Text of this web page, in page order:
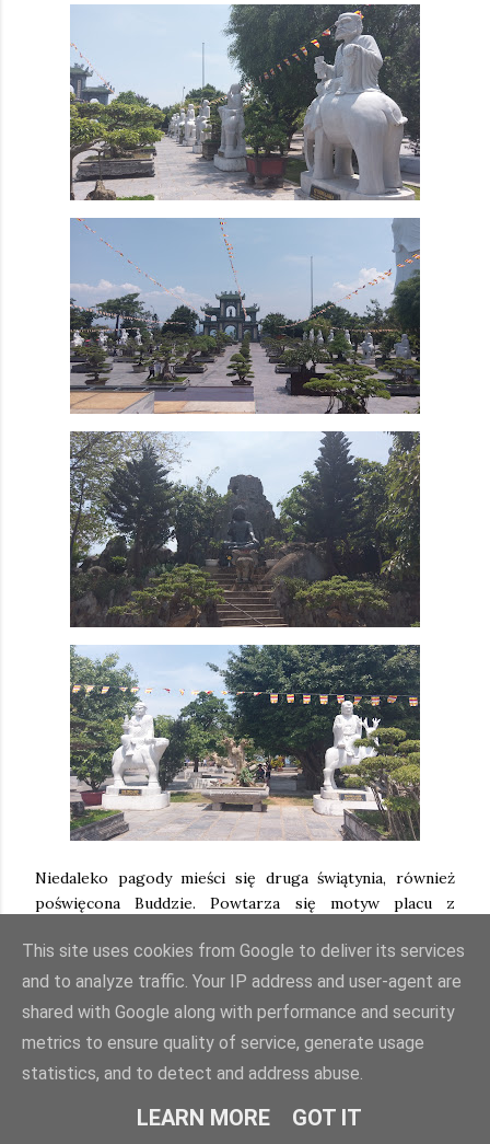
Niedaleko pagody mieści się druga świątynia, również
poświęcona Buddzie. Powtarza się motyw placu z
posągów, do samej świątyni też można zajrzeć. Stojące
wewnątrz posągi są dla odmiany drewniane, ale nadal
przedstawiają różne oblicza Buddy (jak mniemam).
This site uses cookies from Google to deliver its services
and to analyze traffic. Your IP address and user-agent are
shared with Google along with performance and security
metrics to ensure quality of service, generate usage
statistics, and to detect and address abuse.
LEARN MORE GOT IT